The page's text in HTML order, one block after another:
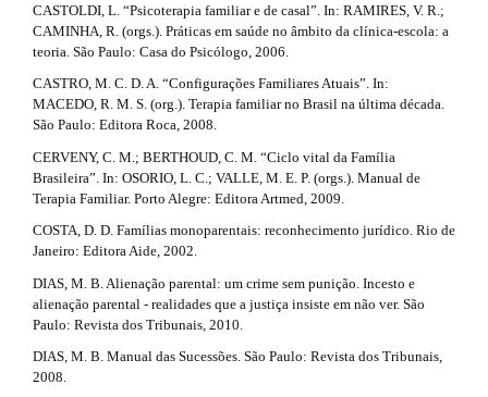
b
a
r
#
#
CASTOLDI, L. “Psicoterapia familiar e de casal”. In: RAMIRES, V. R.;
CAMINHA, R. (orgs.). Práticas em saúde no âmbito da clínica-escola: a
teoria. São Paulo: Casa do Psicólogo, 2006.
CASTRO, M. C. D. A. “Configurações Familiares Atuais”. In:
MACEDO, R. M. S. (org.). Terapia familiar no Brasil na última década.
São Paulo: Editora Roca, 2008.
CERVENY, C. M.; BERTHOUD, C. M. “Ciclo vital da Família
Brasileira”. In: OSORIO, L. C.; VALLE, M. E. P. (orgs.). Manual de
Terapia Familiar. Porto Alegre: Editora Artmed, 2009.
COSTA, D. D. Famílias monoparentais: reconhecimento jurídico. Rio de
Janeiro: Editora Aide, 2002.
DIAS, M. B. Alienação parental: um crime sem punição. Incesto e
alienação parental - realidades que a justiça insiste em não ver. São
Paulo: Revista dos Tribunais, 2010.
DIAS, M. B. Manual das Sucessões. São Paulo: Revista dos Tribunais,
2008.